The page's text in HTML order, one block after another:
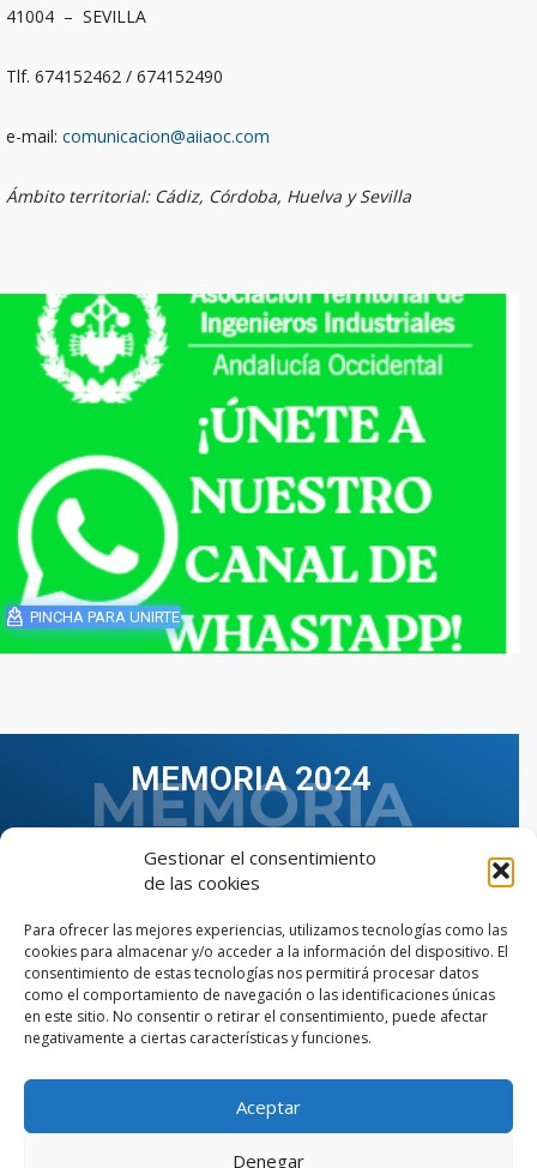
Gestionar el consentimiento
de las cookies
Para ofrecer las mejores experiencias, utilizamos tecnologías como las
cookies para almacenar y/o acceder a la información del dispositivo. El
consentimiento de estas tecnologías nos permitirá procesar datos
como el comportamiento de navegación o las identificaciones únicas
en este sitio. No consentir o retirar el consentimiento, puede afectar
negativamente a ciertas características y funciones.
Aceptar
Denegar
41004 – SEVILLA
Tlf. 674152462 / 674152490
e-mail: comunicacion@aiiaoc.com
Ámbito territorial: Cádiz, Córdoba, Huelva y Sevilla
PINCHA PARA UNIRTE
MEMORIA 2024
VER TODAS LAS MEMORIAS